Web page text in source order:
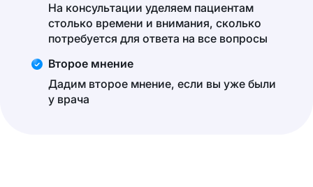
На консультации уделяем пациентам
столько времени и внимания, сколько
потребуется для ответа на все вопросы
Второе мнение
Дадим второе мнение, если вы уже были
у врача